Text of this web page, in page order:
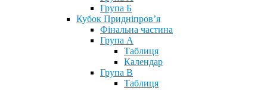
Група Б
Кубок Придніпров’я
Фінальна частина
Група А
Таблиця
Календар
Група В
Таблиця